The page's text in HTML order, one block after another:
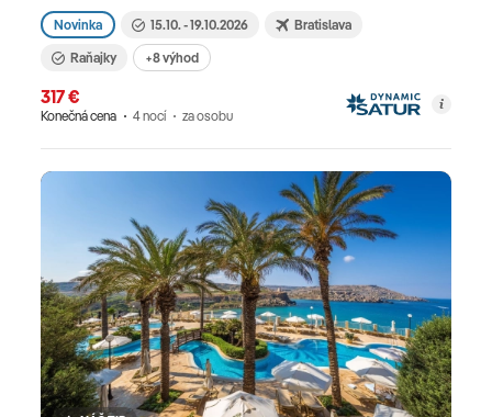
Novinka 15.10. - 19.10.2026 Bratislava
Raňajky +8 výhod
317 €
Konečná cena 4 nocí za osobu